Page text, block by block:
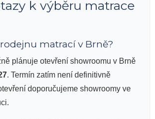
k výběru matrace
matrací v Brně?
plánuje otevření showroomu v Brně
. Termín zatím není definitivně
doporučujeme showroomy ve